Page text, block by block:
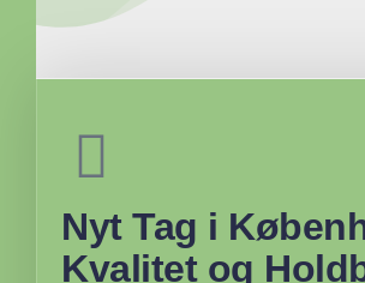
Nyt Tag i
Kvalitet og